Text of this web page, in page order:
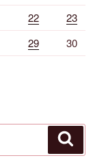
22
23
29 30